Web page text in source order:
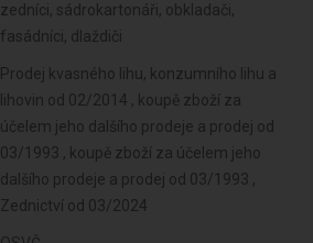
zedníci, sádrokartonáři, obkladači,
fasádníci, dlaždiči
Prodej kvasného lihu, konzumního lihu a
lihovin od 02/2014 , koupě zboží za
účelem jeho dalšího prodeje a prodej od
03/1993 , koupě zboží za účelem jeho
dalšího prodeje a prodej od 03/1993 ,
Zednictví od 03/2024